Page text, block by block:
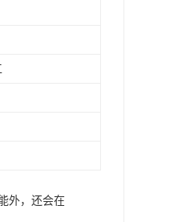
外，还会在